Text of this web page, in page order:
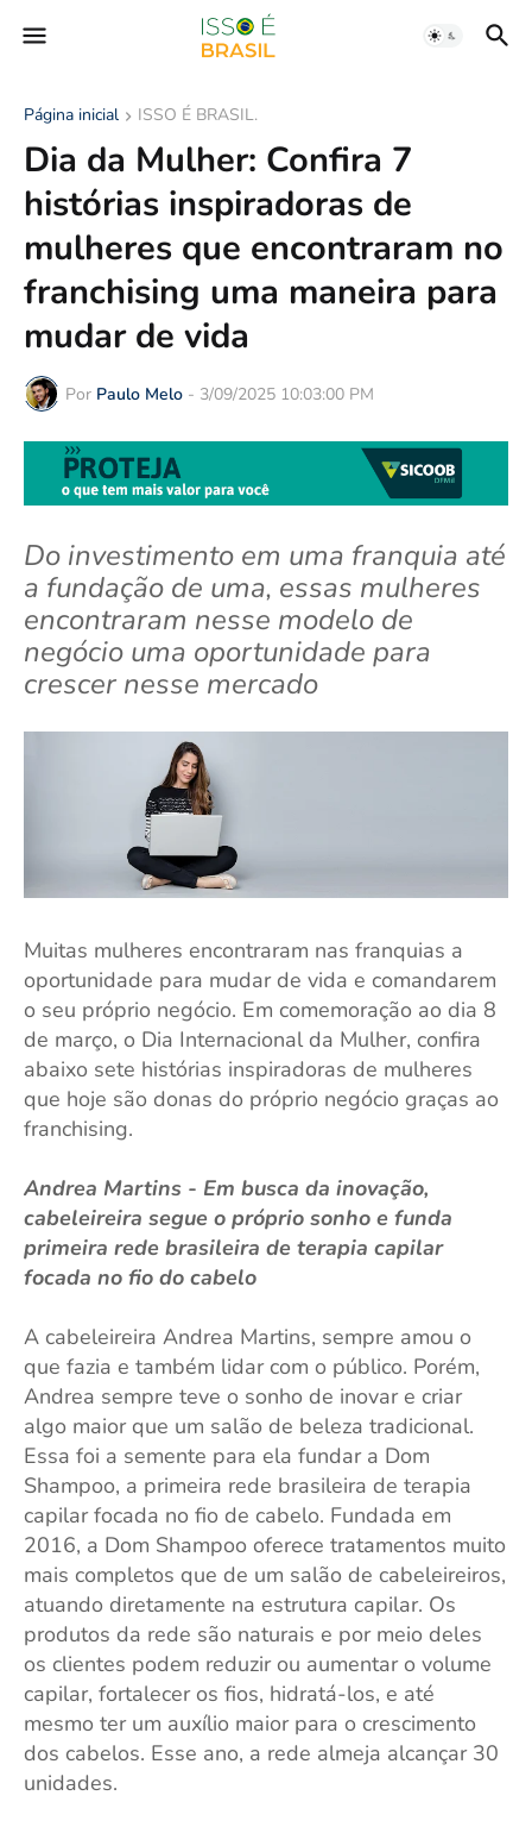
Página inicial ISSO É BRASIL.
Dia da Mulher: Confira 7
histórias inspiradoras de
mulheres que encontraram no
franchising uma maneira para
mudar de vida
Por Paulo Melo - 3/09/2025 10:03:00 PM
Do investimento em uma franquia até
a fundação de uma, essas mulheres
encontraram nesse modelo de
negócio uma oportunidade para
crescer nesse mercado
Muitas mulheres encontraram nas franquias a
oportunidade para mudar de vida e comandarem
o seu próprio negócio. Em comemoração ao dia 8
de março, o Dia Internacional da Mulher, confira
abaixo sete histórias inspiradoras de mulheres
que hoje são donas do próprio negócio graças ao
franchising.
Andrea Martins - Em busca da inovação,
cabeleireira segue o próprio sonho e funda
primeira rede brasileira de terapia capilar
focada no fio do cabelo
A cabeleireira Andrea Martins, sempre amou o
que fazia e também lidar com o público. Porém,
Andrea sempre teve o sonho de inovar e criar
algo maior que um salão de beleza tradicional.
Essa foi a semente para ela fundar a Dom
Shampoo, a primeira rede brasileira de terapia
capilar focada no fio de cabelo. Fundada em
2016, a Dom Shampoo oferece tratamentos muito
mais completos que de um salão de cabeleireiros,
atuando diretamente na estrutura capilar. Os
produtos da rede são naturais e por meio deles
os clientes podem reduzir ou aumentar o volume
capilar, fortalecer os fios, hidratá-los, e até
mesmo ter um auxílio maior para o crescimento
dos cabelos. Esse ano, a rede almeja alcançar 30
unidades.